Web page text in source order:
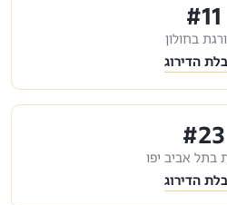
#11
בחולון
הדירוג
#23
בתל אביב יפו
הדירוג